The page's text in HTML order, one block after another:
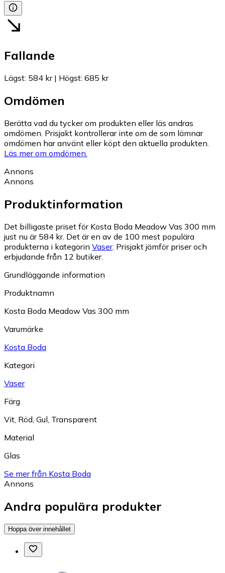
Fallande
Lägst: 584 kr| Högst: 685 kr
Omdömen
Berätta vad du tycker om produkten eller läs andras
omdömen. Prisjakt kontrollerar inte om de som lämnar
omdömen har använt eller köpt den aktuella produkten.
Läs mer om omdömen.
Annons
Annons
Produktinformation
Det billigaste priset för Kosta Boda Meadow Vas 300 mm
just nu är 584 kr. Det är en av de 100 mest populära
produkterna i kategorin Vaser. Prisjakt jämför priser och
erbjudande från 12 butiker.
Grundläggande information
Produktnamn
Kosta Boda Meadow Vas 300 mm
Varumärke
Kosta Boda
Kategori
Vaser
Färg
Vit Röd Gul Transparent
Material
Glas
Se mer från Kosta Boda
Annons
Andra populära produkter
Hoppa över innehållet